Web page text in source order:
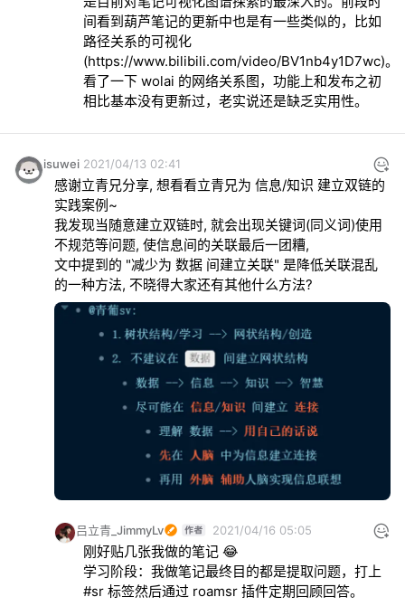
间看到葫芦笔记的更新中也是有一些类似的，比如
路径关系的可视化
(https://www.bilibili.com/video/BV1nb4y1D7wc)。
看了一下 wolai 的网络关系图，功能上和发布之初
相比基本没有更新过，老实说还是缺乏实用性。
isuwei 2021/04/13 02:41
感谢立青兄分享, 想看看立青兄为 信息/知识 建立双链的
实践案例~
我发现当随意建立双链时, 就会出现关键词(同义词)使用
不规范等问题, 使信息间的关联最后一团糟,
文中提到的 "减少为 数据 间建立关联" 是降低关联混乱
的一种方法, 不晓得大家还有其他什么方法?
吕立青_JimmyLv 2021/04/16 05:05
刚好贴几张我做的笔记 😂
学习阶段：我做笔记最终目的都是提取问题，打上
#sr 标签然后通过 roamsr 插件定期回顾回答。